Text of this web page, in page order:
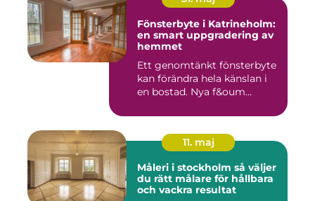
Fönsterbyte i Katrineholm:
en smart uppgradering av
hemmet
Ett genomtänkt fönsterbyte
kan förändra hela känslan i
en bostad. Nya f&oum...
11. maj
Måleri i stockholm så väljer
du rätt målare för hållbara
och vackra resultat